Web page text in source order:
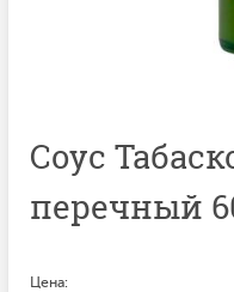
Соус
перечный
Цена: